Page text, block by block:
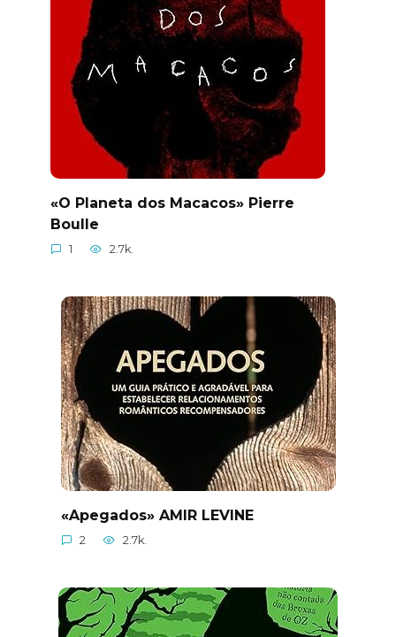
«O Planeta dos Macacos» Pierre
Boulle
1 2.7k.
«Apegados» AMIR LEVINE
2 2.7k.